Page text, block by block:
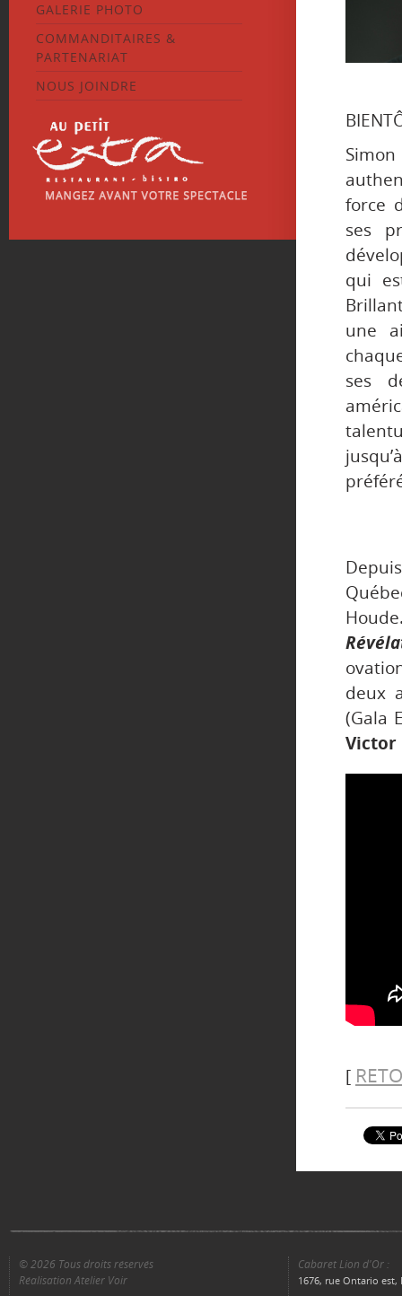
GALERIE PHOTO
COMMANDITAIRES &
PARTENARIAT
NOUS JOINDRE
force
ses
qui
une
ses
deux
(Gala
Victor
[
© 2026 Tous droits réservés
Réalisation Atelier Voir
Cabaret Lion d'Or :
1676, rue Ontario est,